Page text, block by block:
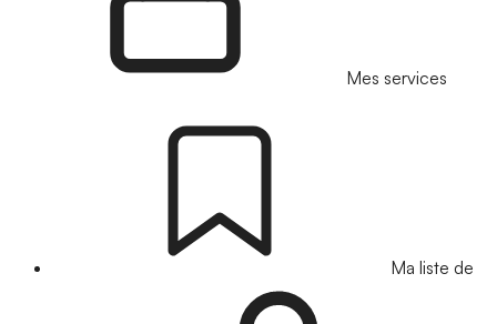
Mes services
Ma liste de